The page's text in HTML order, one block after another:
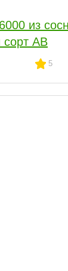
из
сорт АВ
5